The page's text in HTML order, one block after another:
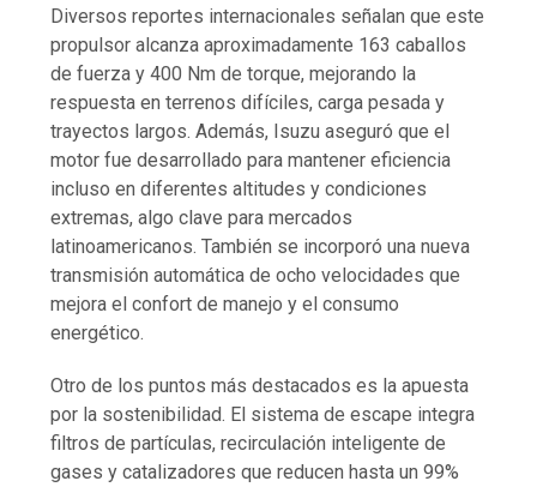
Diversos reportes internacionales señalan que este
propulsor alcanza aproximadamente 163 caballos
de fuerza y 400 Nm de torque, mejorando la
respuesta en terrenos difíciles, carga pesada y
trayectos largos. Además, Isuzu aseguró que el
motor fue desarrollado para mantener eficiencia
incluso en diferentes altitudes y condiciones
extremas, algo clave para mercados
latinoamericanos. También se incorporó una nueva
transmisión automática de ocho velocidades que
mejora el confort de manejo y el consumo
energético.
Otro de los puntos más destacados es la apuesta
por la sostenibilidad. El sistema de escape integra
filtros de partículas, recirculación inteligente de
gases y catalizadores que reducen hasta un 99%